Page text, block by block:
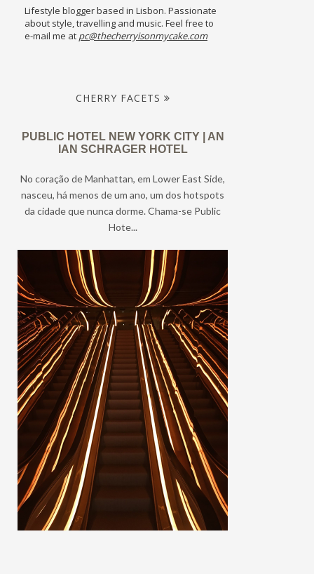
Lifestyle blogger based in Lisbon. Passionate
about style, travelling and music. Feel free to
e-mail me at pc@thecherryisonmycake.com
CHERRY FACETS
PUBLIC HOTEL NEW YORK CITY | AN
IAN SCHRAGER HOTEL
No coração de Manhattan, em Lower East Side,
nasceu, há menos de um ano, um dos hotspots
da cidade que nunca dorme. Chama-se Public
Hote...